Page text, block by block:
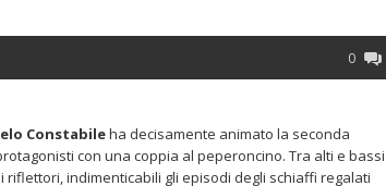
0
Constabileha decisamente animato la seconda
con una coppia al peperoncino. Tra alti e bassi
indimenticabili gli episodi degli schiaffi regalati